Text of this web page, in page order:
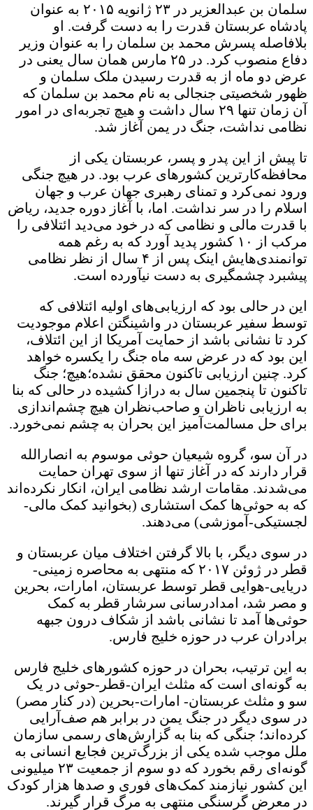
سلمان بن عبدالعزیر در ۲۳ ژانویه ۲۰۱۵ به عنوان
پادشاه عربستان قدرت را به دست گرفت. او
بلافاصله پسرش محمد بن سلمان را به عنوان وزیر
دفاع منصوب کرد. در ۲۵ مارس همان سال یعنی در
عرض دو ماه از به قدرت رسیدن ملک سلمان و
ظهور شخصیتی جنجالی به نام محمد بن سلمان که
آن زمان تنها ۲۹ سال داشت و هیچ تجربه‌ای در امور
نظامی نداشت، جنگ در یمن آغاز شد.
تا پیش از این پدر و پسر، عربستان یکی از
محافظه‌کارترین کشورهای عرب بود. در هیچ جنگی
ورود نمی‌کرد و تمنای رهبری جهان عرب و جهان
اسلام را در سر نداشت. اما، با آغاز دوره جدید، ریاض
با قدرت مالی و نظامی که در خود می‌دید ائتلافی را
مرکب از ۱۰ کشور پدید آورد که به رغم همه
توانمندی‌هایش اینک پس از ۴ سال از نظر نظامی
پیشبرد چشمگیری به دست نیآورده است.
این در حالی بود که ارزیابی‌های اولیه ائتلافی که
توسط سفیر عربستان در واشینگتن اعلام موجودیت
کرد تا نشانی باشد از حمایت آمریکا از این ائتلاف،‌
این بود که در عرض سه ماه جنگ را یکسره خواهد
کرد. چنین ارزیابی تاکنون محقق نشده؛هیچ؛ جنگ
تاکنون تا پنجمین سال به درازا کشیده در حالی که بنا
به ارزیابی ناظران و صاحب‌نظران هیچ چشم‌اندازی
برای حل مسالمت‌آمیز این بحران به چشم نمی‌خورد.
در آن سو، گروه شیعیان حوثی موسوم به انصارالله
قرار دارند که در آغاز تنها از سوی تهران حمایت
می‌شدند. مقامات ارشد نظامی ایران، انکار نکرده‌اند
که به حوثی‌ها کمک استشاری (بخوانید کمک مالی-
لجستیکی-آموزشی) می‌دهند.
در سوی دیگر، با بالا گرفتن اختلاف میان عربستان و
قطر در ژوئن ۲۰۱۷ که منتهی به محاصره زمینی-
دریایی-هوایی قطر توسط عربستان، امارات، بحرین
و مصر شد، امدادرسانی سرشار قطر به کمک
حوثی‌ها آمد تا نشانی باشد از شکاف درون جبهه
برادران عرب در حوزه خلیج فارس.
به این ترتیب، بحران در حوزه کشورهای خلیج فارس
به گونه‌ای است که مثلث ایران-قطر-حوثی در یک
سو و مثلث عربستان- امارات-بحرین (در کنار مصر)
در سوی دیگر در جنگ یمن در برابر هم صف‌آرایی
کرده‌اند؛ جنگی که بنا به گزارش‌های رسمی سازمان
ملل موجب شده یکی از بزرگ‌ترین فجایع انسانی به
گونه‌ای رقم بخورد که دو سوم از جمعیت ۲۳ میلیونی
این کشور نیازمند کمک‌های فوری و صدها هزار کودک
در معرض گرسنگی منتهی به مرگ قرار گیرند.